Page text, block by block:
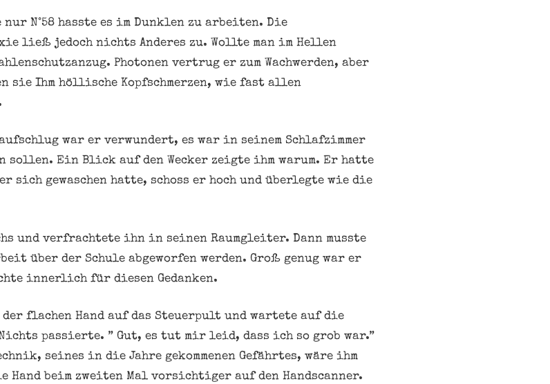
nur N°58 hasste es im Dunklen zu arbeiten. Die
ließ jedoch nichts Anderes zu. Wollte man im Hellen
Photonen vertrug er zum Wachwerden, aber
sie Ihm höllische Kopfschmerzen, wie fast allen
aufschlug war er verwundert, es war in seinem Schlafzimmer
Ein Blick auf den Wecker zeigte ihm warum. Er hatte
sich gewaschen hatte, schoss er hoch und überlegte wie die
und verfrachtete ihn in seinen Raumgleiter. Dann musste
über der Schule abgeworfen werden. Groß genug war er
innerlich für diesen Gedanken.
flachen Hand auf das Steuerpult und wartete auf die
passierte. ” Gut, es tut mir leid, dass ich so grob war.”
seines in die Jahre gekommenen Gefährtes, wäre ihm
Hand beim zweiten Mal vorsichtiger auf den Handscanner.